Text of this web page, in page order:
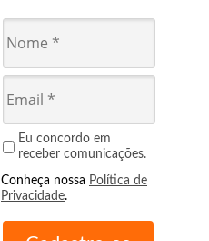
Eu concordo em
receber comunicações.
Conheça nossa Política de
Privacidade.